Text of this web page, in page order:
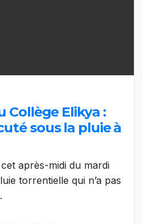
Collège Elikya :
sous la pluie à
après-midi du mardi
torrentielle qui n’a pas